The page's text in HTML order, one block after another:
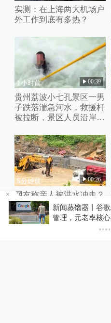
实测：在上海两大机场户
外工作到底有多热？
1小时前 00:39
贵州荔波小七孔景区一男
子跌落湍急河水，救援杆
被拉断，景区人员沿岸狂
5分钟前 00:26
网友称亲人被洪水冲走？
湖南吉首市应急局：一村
民寻找鸭子时不慎落水，
正搜寻
AI大改组：诺奖得主卸任日常
人员出走创业